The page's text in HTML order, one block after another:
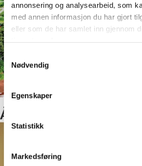
annonsering og analysearbeid, som
med annen informasjon du har gjort
eller som de har samlet inn gjennom
Samtykkevalg
Nødvendig
Egenskaper
Statistikk
Markedsføring
Åpning av skoleåret